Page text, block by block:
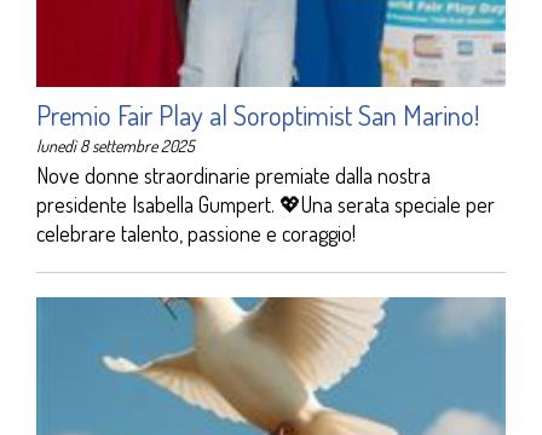
Premio Fair Play al Soroptimist San Marino!
lunedì 8 settembre 2025
Nove donne straordinarie premiate dalla nostra
presidente Isabella Gumpert. 💖Una serata speciale per
celebrare talento, passione e coraggio!